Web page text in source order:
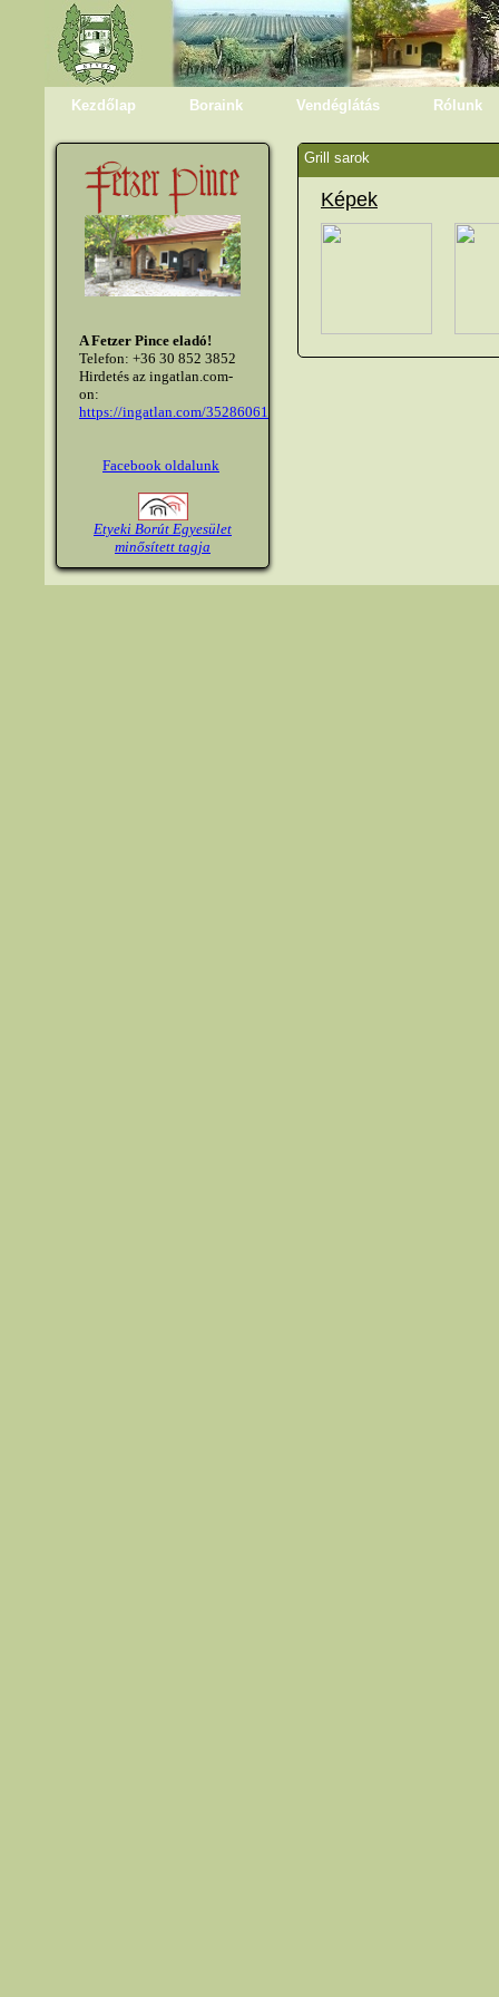
Kezdőlap Boraink Vendéglátás Rólunk
A Fetzer Pince eladó!
Telefon: +36 30 852 3852
Hirdetés az ingatlan.com-
on:
https://ingatlan.com/35286061
Facebook oldalunk
Etyeki Borút Egyesület
minősített tagja
Grill sarok
Képek